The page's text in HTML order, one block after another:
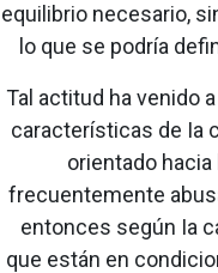
equilibrio necesario,
lo que se podría
Tal actitud ha venido
características de Ia
orientado
frecuentemente
entonces según Ia
que están en